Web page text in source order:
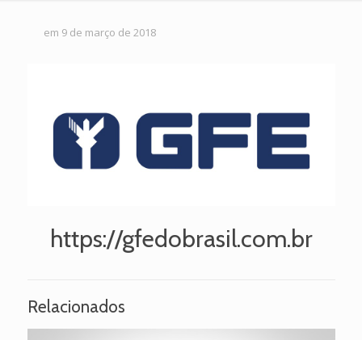
em 9 de março de 2018
https://gfedobrasil.com.br
Relacionados